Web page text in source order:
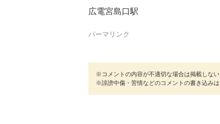
広電宮島口駅
パーマリンク
※コメントの内容が不適切な場合は掲載しな
※誹謗中傷・苦情などのコメントの書き込み